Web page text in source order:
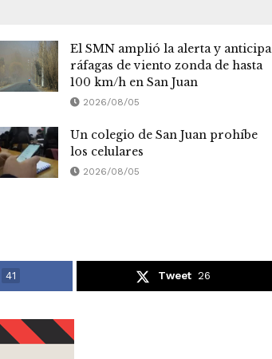
El SMN amplió la alerta y anticipa
ráfagas de viento zonda de hasta
100 km/h en San Juan
2026/08/05
Un colegio de San Juan prohíbe
los celulares
2026/08/05
41 Tweet 26